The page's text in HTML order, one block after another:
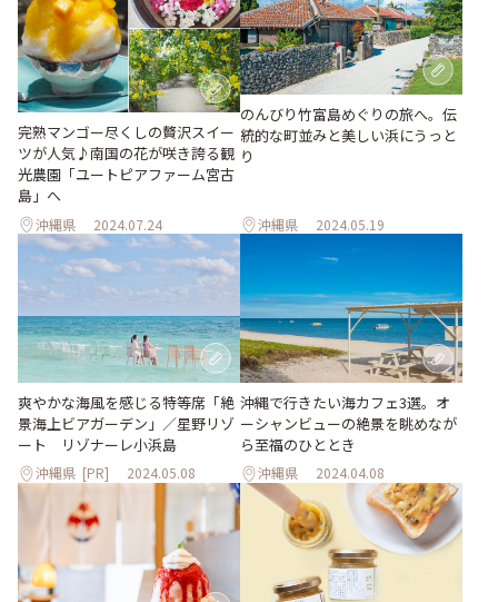
完熟マンゴー尽くしの贅沢スイー
ツが人気♪南国の花が咲き誇る観
光農園「ユートピアファーム宮古
島」へ
沖縄県 2024.07.24
のんびり竹富島めぐりの旅へ。伝
統的な町並みと美しい浜にうっと
り
沖縄県 2024.05.19
爽やかな海⾵を感じる特等席「絶
景海上ビアガーデン」／星野リゾ
ート リゾナーレ⼩浜島
沖縄県 [PR] 2024.05.08
沖縄で行きたい海カフェ3選。オ
ーシャンビューの絶景を眺めなが
ら至福のひととき
沖縄県 2024.04.08